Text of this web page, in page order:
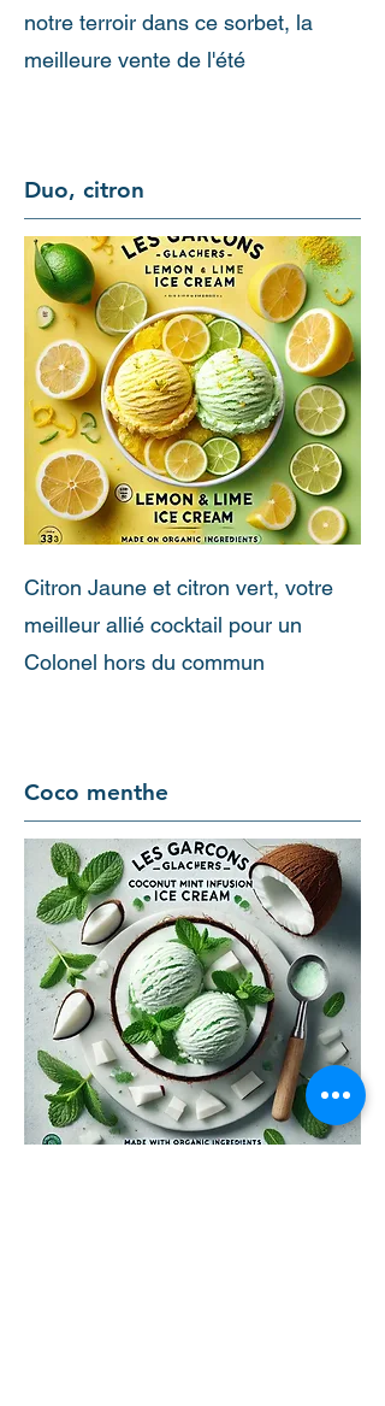
notre terroir dans ce sorbet, la
meilleure vente de l'été
Duo, citron
Citron Jaune et citron vert, votre
meilleur allié cocktail pour un
Colonel hors du commun
Coco menthe